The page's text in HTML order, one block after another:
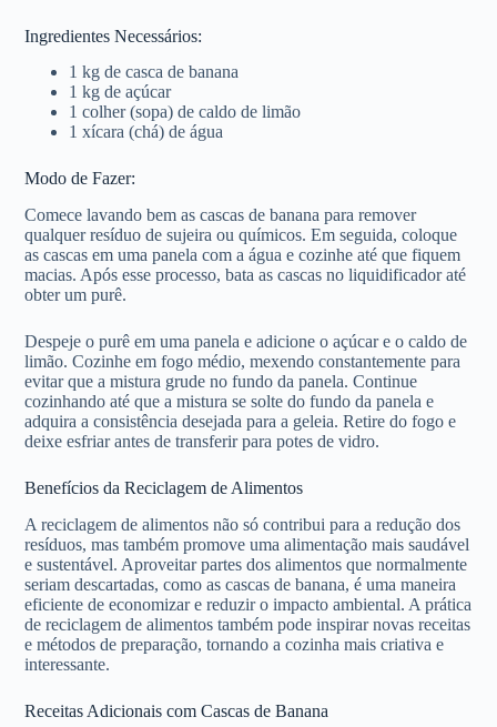
Ingredientes Necessários:
1 kg de casca de banana
1 kg de açúcar
1 colher (sopa) de caldo de limão
1 xícara (chá) de água
Modo de Fazer:
Comece lavando bem as cascas de banana para remover
qualquer resíduo de sujeira ou químicos. Em seguida, coloque
as cascas em uma panela com a água e cozinhe até que fiquem
macias. Após esse processo, bata as cascas no liquidificador até
obter um purê.
Despeje o purê em uma panela e adicione o açúcar e o caldo de
limão. Cozinhe em fogo médio, mexendo constantemente para
evitar que a mistura grude no fundo da panela. Continue
cozinhando até que a mistura se solte do fundo da panela e
adquira a consistência desejada para a geleia. Retire do fogo e
deixe esfriar antes de transferir para potes de vidro.
Benefícios da Reciclagem de Alimentos
A reciclagem de alimentos não só contribui para a redução dos
resíduos, mas também promove uma alimentação mais saudável
e sustentável. Aproveitar partes dos alimentos que normalmente
seriam descartadas, como as cascas de banana, é uma maneira
eficiente de economizar e reduzir o impacto ambiental. A prática
de reciclagem de alimentos também pode inspirar novas receitas
e métodos de preparação, tornando a cozinha mais criativa e
interessante.
Receitas Adicionais com Cascas de Banana